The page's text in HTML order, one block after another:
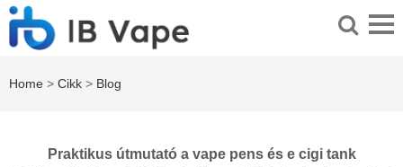
Home > Cikk > Blog
Praktikus útmutató a vape pens és e cigi tank